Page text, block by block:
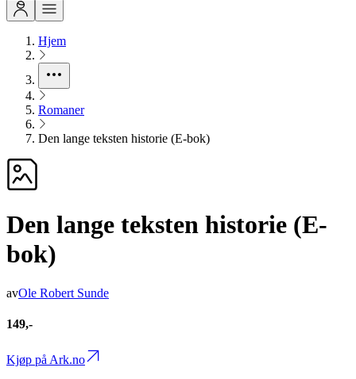
Hjem
Romaner
Den lange teksten historie (E-bok)
Den lange teksten historie (E-
bok)
avOle Robert Sunde
149,-
Kjøp på Ark.no